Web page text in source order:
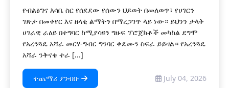
የብልፅግና እሳቤ ስር የሰደደው የሰውን ህይወት በመለወጥ፣ የሀገርን
ገጽታ በመቀየር እና ዘላቂ ልማትን በማረጋገጥ ላይ ነው። ይህንን ታላቅ
ሀገራዊ ራዕይ በተግባር ከሚያሳዩን ግዙፍ ፕሮጀክቶች መካከል ደግሞ
የአረንጓዴ አሻራ መርሃ-ግብር ግንባር ቀደሙን ስፍራ ይይዛል። የአረንጓዴ
አሻራ ንቅናቄ ተራ [...]
ተጨማሪ ያንብቡ July 04, 2026